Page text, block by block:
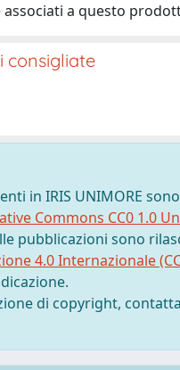
associati a questo
consigliate
in IRIS UNIMORE
Commons CC0 1.0
pubblicazioni sono
4.0 Internazionale
di copyright,